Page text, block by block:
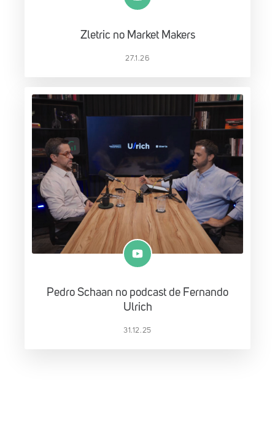
Zletric no Market Makers
27.1.26
Pedro Schaan no podcast de Fernando
Ulrich
31.12.25